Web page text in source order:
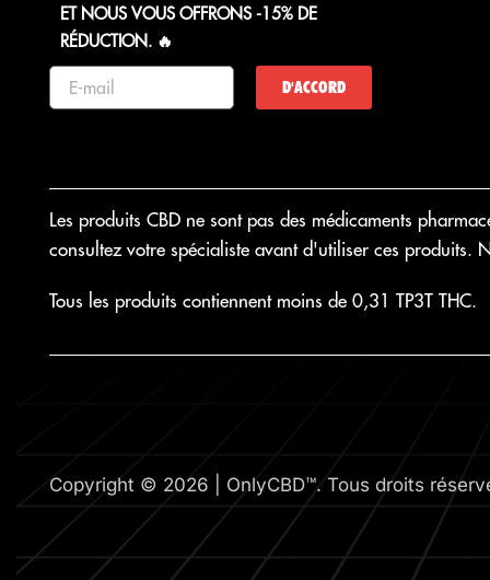
ET NOUS VOUS OFFRONS -15% DE
RÉDUCTION. 🔥
D'ACCORD
Les produits CBD ne sont pas des médicaments
consultez votre spécialiste avant d'utiliser ces produits.
Tous les produits contiennent moins de 0,31 TP3T THC.
Copyright © 2026 | OnlyCBD™. Tous droits